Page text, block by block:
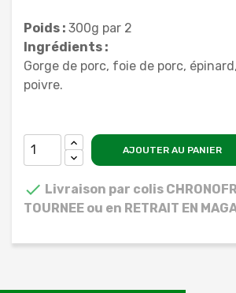
Poids : 300g par 2
Ingrédients :
Gorge de porc, foie de porc,
poivre.
AJOUTER AU PANIER
 Livraison par colis
TOURNEE ou en RETRAIT EN